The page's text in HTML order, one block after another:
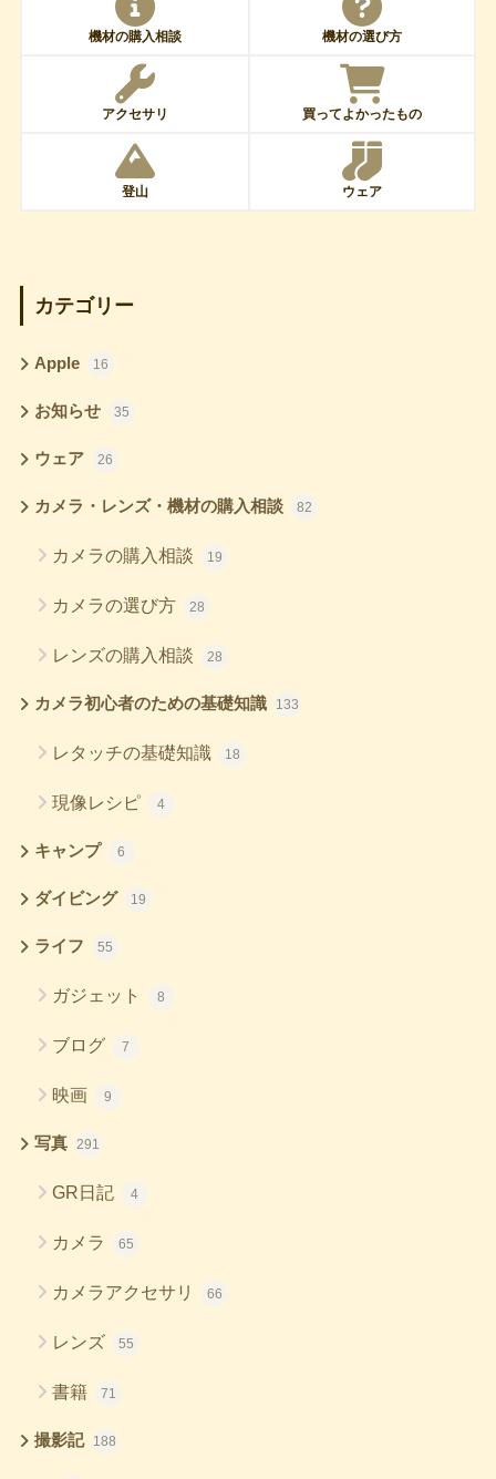
機材の購入相談 機材の選び方
アクセサリ 買ってよかったもの
登山 ウェア
カテゴリー
Apple 16
お知らせ 35
ウェア 26
カメラ・レンズ・機材の購入相談 82
カメラの購入相談 19
カメラの選び方 28
レンズの購入相談 28
カメラ初心者のための基礎知識 133
レタッチの基礎知識 18
現像レシピ 4
キャンプ 6
ダイビング 19
ライフ 55
ガジェット 8
ブログ 7
映画 9
写真 291
GR日記 4
カメラ 65
カメラアクセサリ 66
レンズ 55
書籍 71
撮影記 188